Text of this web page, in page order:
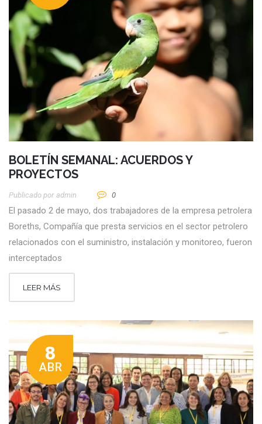
BOLETÍN SEMANAL: ACUERDOS Y
PROYECTOS
Publicado por Admin 0
El pasado 2 de mayo, dos trabajadores de la empresa petrolera
Boreths, Compañía que presta servicios en el sector petrolero
relacionados con el suministro, instalación y monitoreo, fueron
interceptados
LEER MÁS
8
ABR